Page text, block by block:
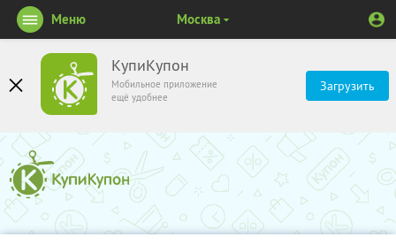
КупиКупон
Мобильное приложение
ещё удобнее
Загрузить
Меню Москва